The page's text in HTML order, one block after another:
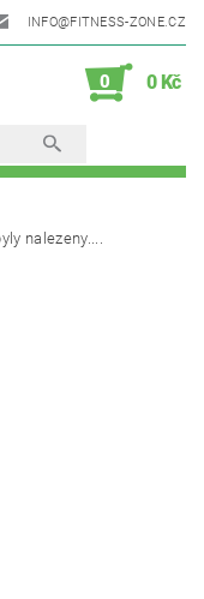
INFO@FITNESS-ZONE.CZ
0 0 Kč
nalezeny....